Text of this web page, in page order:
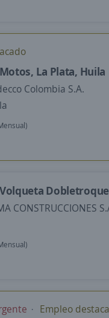
La Plata, Huila
Colombia S.A.
Dobletroque
CONSTRUCCIONES
Empleo